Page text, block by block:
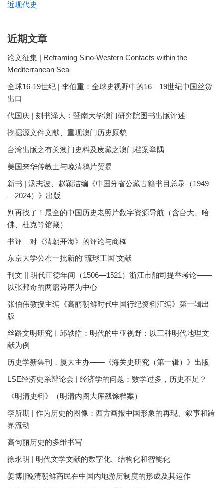
近现代史
近期文章
论文征集 | Reframing Sino-Western Contacts within the
Mediterranean Sea
全球16-19世纪 | 李伯重：全球史视野中的16—19世纪中国丝货
出口
代国庆 | 刻书泽人：暨南大学澳门研究院图书出版评述
挖掘源文件文献、重现澳门历史原貌
台湾出版之有关澳门史料及庋藏之澳门档案举隅
美国来华传教士与晚清鸦片贸易
新书 | 汤志波、赵颖洁编《中国分省公藏古籍书目总录（1949
—2024）》出版
别再找了！最全的中国历史老照片数字资源导航（含台大、哈
佛、杜克等馆藏）
书评｜对《清朝开海》的评论与商榷
东京大学公布一批新的“琉球王国”文献
刊文 || 明代正德年间（1506—1521）浙江市舶司提举考论——
以张邦奇的两篇诗序为中心
张伯伟教授主编《高丽朝鲜时代中国行纪资料汇编》第一辑出
版
丝路文明研究︱邱轶皓：明代的中亚视野：以三种明代地理文
献为例
历史学新集刊，厦大主办——《海关史研究（第一辑）》出版
LSE经济史系辩论会 | 经济学的问题：数学过多，历史不足？
《明清史料》（明清内阁大库残馀档案）
李所期 | 作为历史的图像：西方画报中国形象的再现、叙事和跨
界流动
高句丽历史的多维书写
徐永明 | 明代文学文献的数字化、结构化和智能化
姜博||晚清朝鲜商民在中国内地游历制度的形成及其运作